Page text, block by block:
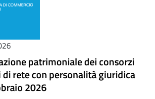
patrimoniale dei consorzi
rete con personalità giuridica
2026